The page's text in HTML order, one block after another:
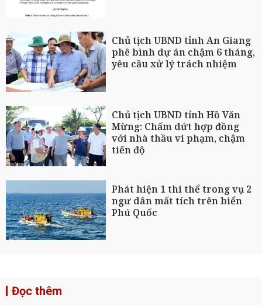
Chủ tịch UBND tỉnh An Giang
phê bình dự án chậm 6 tháng,
yêu cầu xử lý trách nhiệm
Chủ tịch UBND tỉnh Hồ Văn
Mừng: Chấm dứt hợp đồng
với nhà thầu vi phạm, chậm
tiến độ
Phát hiện 1 thi thể trong vụ 2
ngư dân mất tích trên biển
Phú Quốc
Đọc thêm